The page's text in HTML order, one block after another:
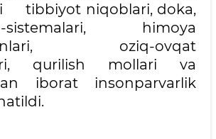
tibbiyot niqoblari, doka,
himoya
oziq-ovqat
qurilish mollari va
iborat insonparvarlik